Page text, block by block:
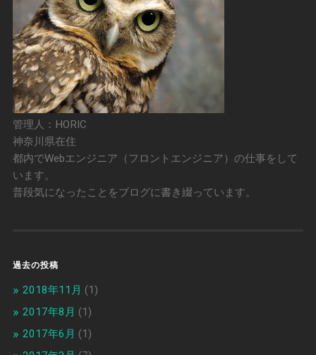
管理人：HORIC
神奈川県在住
都内でWebエンジニア（フロントエンジニア）の仕事をして
います。
普段気になったことをブログに書き綴っています。
過去の投稿
2018年11月 (1)
2017年8月 (1)
2017年6月 (1)